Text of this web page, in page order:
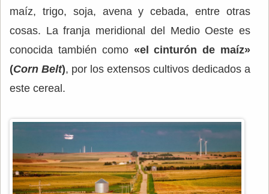
maíz, trigo, soja, avena y cebada, entre otras
cosas. La franja meridional del Medio Oeste es
conocida también como «el cinturón de maíz»
(Corn Belt), por los extensos cultivos dedicados a
este cereal.